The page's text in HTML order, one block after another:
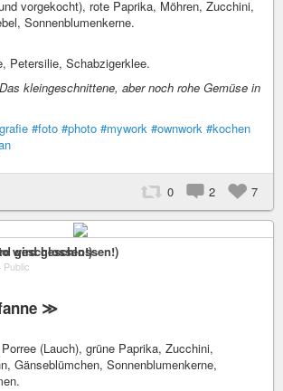
vorgekocht), rote Paprika, Möhren, Zucchini,
Sonnenblumenkerne.
Petersilie, Schabzigerklee.
kleingeschnittene, aber noch rohe Gemüse in
#foto #photo #mywork #ownwork #kochen
0 2 7
wird geschlossen!)
Public
≫
(Lauch), grüne Paprika, Zucchini,
Gänseblümchen, Sonnenblumenkerne,